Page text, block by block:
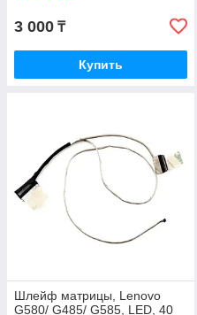
3 000 ₸
Купить
Шлейф матрицы, Lenovo
G580/ G485/ G585, LED, 40